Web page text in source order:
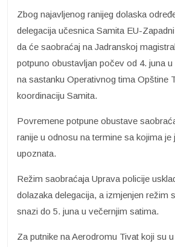
Zbog najavljenog ranijeg dolaska
delegacija učesnica Samita EU-
da će saobraćaj na Jadranskoj
potpuno obustavljan počev od 4. juna
na sastanku Operativnog tima Opštine
koordinaciju Samita.
Povremene potpune obustave
ranije u odnosu na termine sa kojima
upoznata.
Režim saobraćaja Uprava policije
dolazaka delegacija, a izmjenjen režim
snazi do 5. juna u večernjim satima.
Za putnike na Aerodromu Tivat koji su